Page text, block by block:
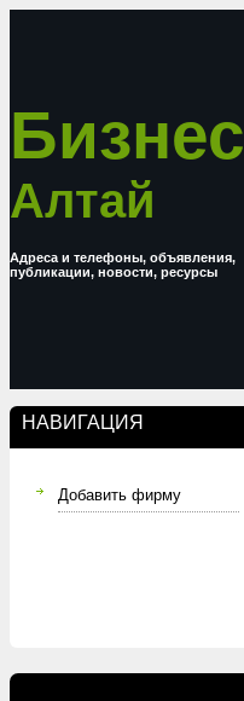
Бизнес
Алтай
Адреса и телефоны, объявления,
публикации, новости, ресурсы
НАВИГАЦИЯ
Добавить фирму